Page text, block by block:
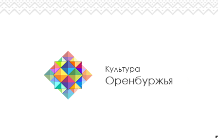
Культура
Оренбуржья